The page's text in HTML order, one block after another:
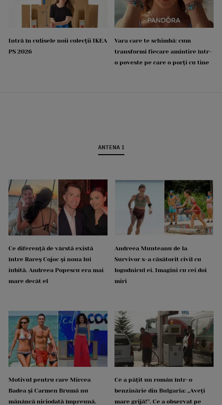
Intră în culisele noii colecții IKEA
PS 2026
Vara care te schimbă: cum
transformi fiecare amintire într-
o poveste pe care o porți cu tine
ANTENA 1
Ce diferență de vârstă există
între Rareș Cojoc și noua lui
iubită. Andreea Popescu era mai
mare decât el
Andreea Munteanu de la
Survivor s-a căsătorit civil cu
logodnicul ei. Imagini cu cei doi
miri
Motivul pentru care Mircea
Badea și Carmen Brumă nu
mănâncă niciodată împreună.
Ce a pățit un român într-o
benzinărie din Bulgaria: „Aveți
mare grijă!”. Ce a observat pe